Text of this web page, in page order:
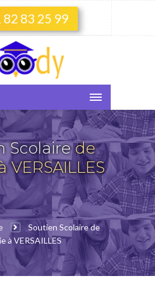
82 83 25 99
Scolairede
VERSAILLES
Soutien Scolaire de
à VERSAILLES